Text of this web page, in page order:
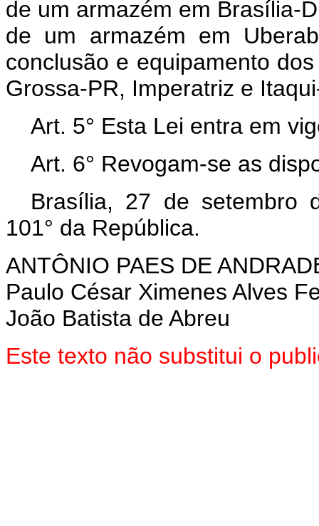
de um armazém em Brasília-
de um armazém em
conclusão e equipamento
Grossa-PR, Imperatriz e
Art. 5° Esta Lei entra em
Art. 6° Revogam-se as
Brasília, 27 de setembro
101° da República.
ANTÔNIO PAES DE
Paulo César Ximenes Alves
João Batista de Abreu
Este texto não substitui o